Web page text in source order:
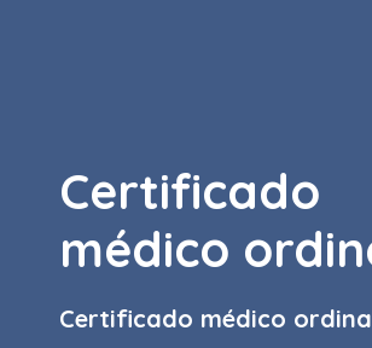
Certificado
médico
Certificado médico